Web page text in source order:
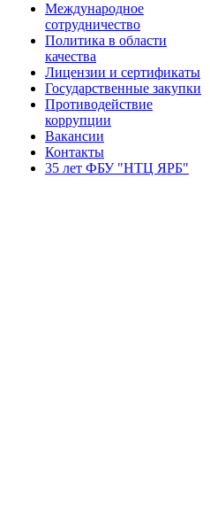
Международное
сотрудничество
Политика в области
качества
Лицензии и сертификаты
Государственные закупки
Противодействие
коррупции
Вакансии
Контакты
35 лет ФБУ "НТЦ ЯРБ"